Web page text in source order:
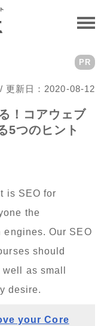
更新日：2020-08-12
PR
！コアウェブ
5つのヒント
is SEO for
the
Our SEO
should
as small
desire.
your Core